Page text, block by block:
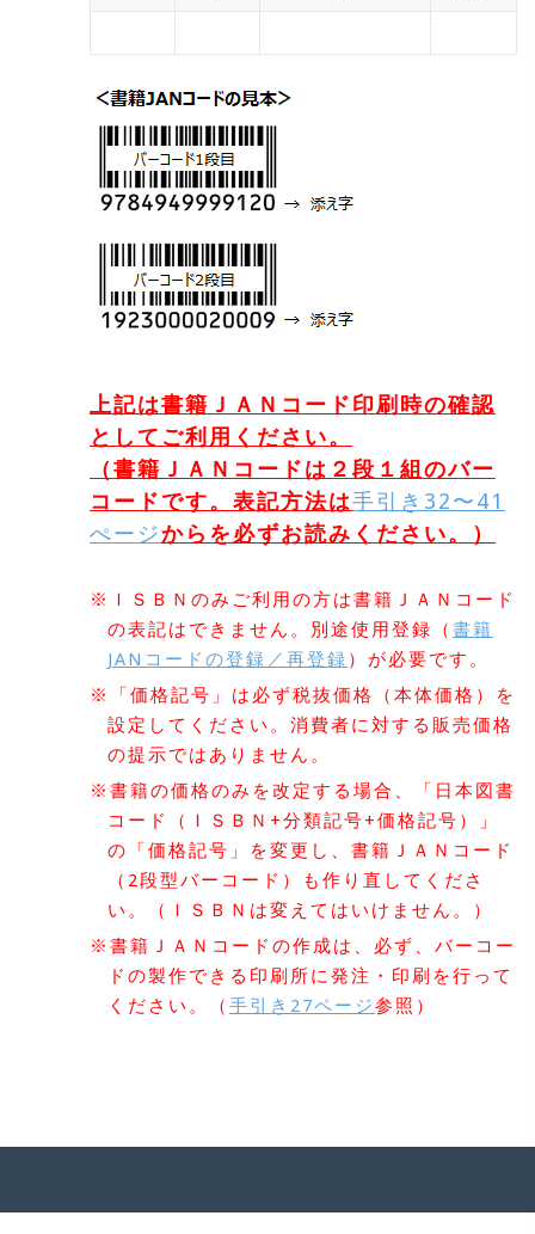
上記は書籍ＪＡＮコード印刷時の確認
としてご利用ください。
（書籍ＪＡＮコードは２段１組のバー
コードです。表記方法は手引き32〜41
ぺージからを必ずお読みください。）
※ＩＳＢＮのみご利用の方は書籍ＪＡＮコード
の表記はできません。別途使用登録（ 書籍
JANコードの登録／再登録 ）が必要です。
※「価格記号」は必ず税抜価格（本体価格）を
設定してください。消費者に対する販売価格
の提示ではありません。
※書籍の価格のみを改定する場合、「日本図書
コード（ＩＳＢＮ+分類記号+価格記号）」
の「価格記号」を変更し、書籍ＪＡＮコード
（2段型バーコード）も作り直してくださ
い。（ＩＳＢＮは変えてはいけません。）
※書籍ＪＡＮコードの作成は、必ず、バーコー
ドの製作できる印刷所に発注・印刷を行って
ください。（ 手引き27ページ参照）